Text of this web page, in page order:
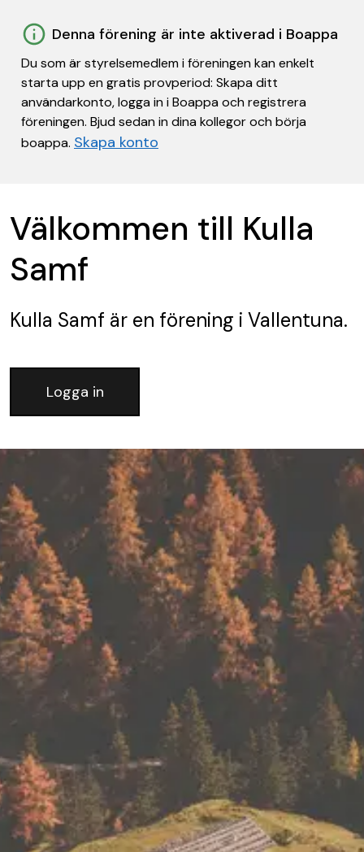
Denna förening är inte aktiverad i Boappa
Du som är styrelsemedlem i föreningen kan enkelt
starta upp en gratis provperiod: Skapa ditt
användarkonto, logga in i Boappa och registrera
föreningen. Bjud sedan in dina kollegor och börja
boappa. Skapa konto
Välkommen till Kulla
Samf
Kulla Samf är en förening i Vallentuna.
Logga in